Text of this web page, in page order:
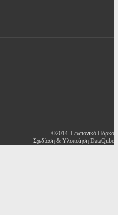
©2014 Γεωπονικό Πάρκο
Σχεδίαση & Υλοποίηση DataQube